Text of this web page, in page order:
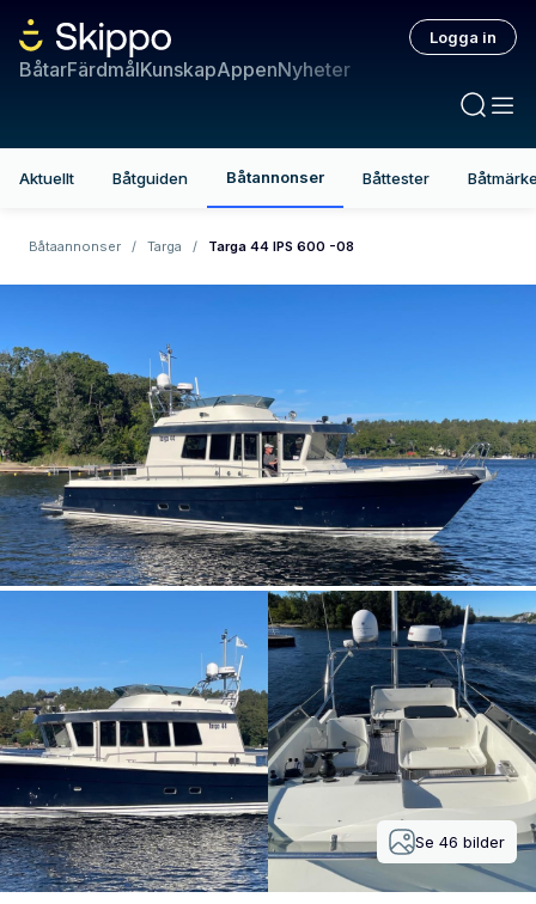
BåtarFärdmålKunskapAppenNyheter
Logga in
Aktuellt Båtguiden Båtannonser Båttester
Båtaannonser / Targa / Targa 44 IPS 600 -08
Se 46 bilder